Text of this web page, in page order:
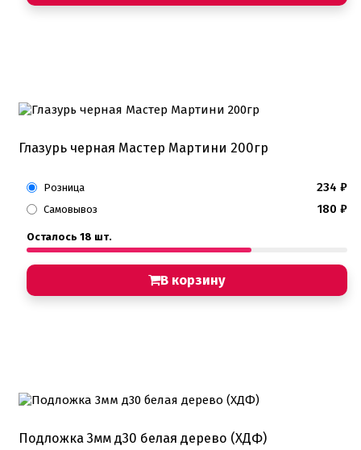
Глазурь черная Мастер Мартини 200гр
Розница 234 ₽
Самовывоз 180 ₽
Осталось 18 шт.
В корзину
Подложка 3мм д30 белая дерево (ХДФ)